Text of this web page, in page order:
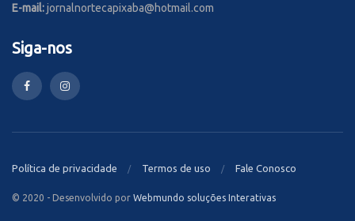
E-mail:jornalnortecapixaba@hotmail.com
Siga-nos
Política de privacidade Termos de uso Fale Conosco
© 2020 - Desenvolvido por Webmundo soluções Interativas